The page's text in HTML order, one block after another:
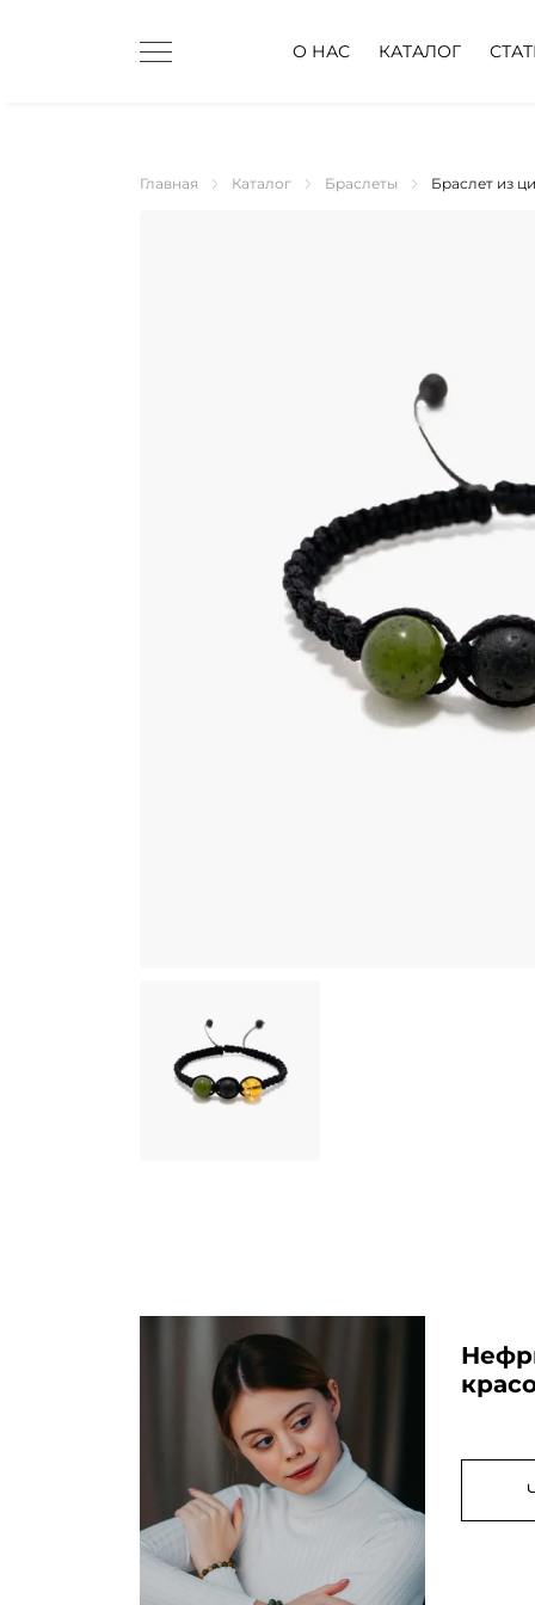
О НАС КАТАЛОГ
Главная Каталог Браслеты Браслет из